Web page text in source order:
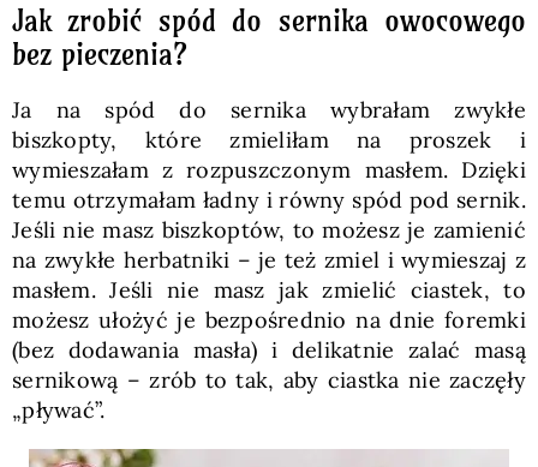
Jak zrobić spód do sernika owocowego
bez pieczenia?
Ja na spód do sernika wybrałam zwykłe
biszkopty, które zmieliłam na proszek i
wymieszałam z rozpuszczonym masłem. Dzięki
temu otrzymałam ładny i równy spód pod sernik.
Jeśli nie masz biszkoptów, to możesz je zamienić
na zwykłe herbatniki – je też zmiel i wymieszaj z
masłem. Jeśli nie masz jak zmielić ciastek, to
możesz ułożyć je bezpośrednio na dnie foremki
(bez dodawania masła) i delikatnie zalać masą
sernikową – zrób to tak, aby ciastka nie zaczęły
„pływać”.